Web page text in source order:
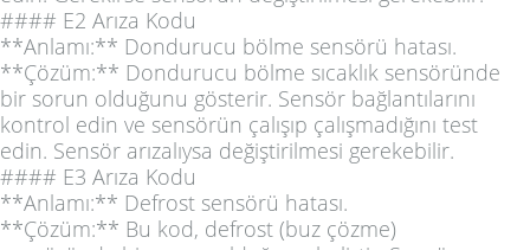
#### E2 Arıza Kodu
**Anlamı:** Dondurucu bölme sensörü hatası.
**Çözüm:** Dondurucu bölme sıcaklık sensöründe
bir sorun olduğunu gösterir. Sensör bağlantılarını
kontrol edin ve sensörün çalışıp çalışmadığını test
edin. Sensör arızalıysa değiştirilmesi gerekebilir.
#### E3 Arıza Kodu
**Anlamı:** Defrost sensörü hatası.
**Çözüm:** Bu kod, defrost (buz çözme)